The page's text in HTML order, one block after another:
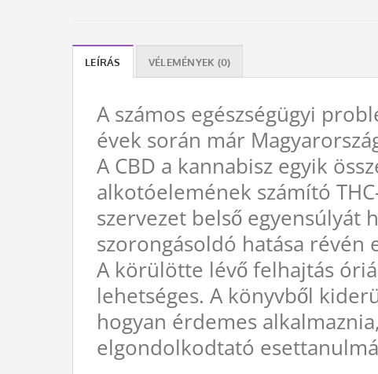
LEÍRÁS VÉLEMÉNYEK (0)
A számos egészségügyi
évek során már
A CBD a kannabisz egyik
alkotóelemének számító
szervezet belső egyensúlyát
szorongásoldó hatása révén
A körülötte lévő felhajtás
lehetséges. A könyvből
hogyan érdemes
elgondolkodtató